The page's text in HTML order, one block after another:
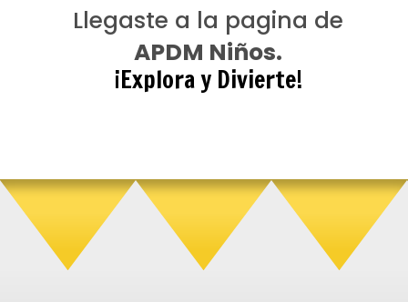
Llegaste a la pagina de
APDM Niños.
¡Explora y Divierte!